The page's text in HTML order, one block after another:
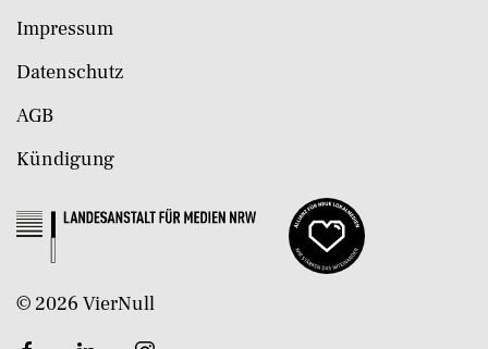
Impressum
Datenschutz
AGB
Kündigung
© 2026 VierNull